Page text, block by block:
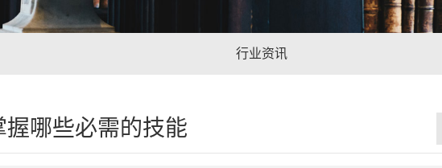
行业资讯
握哪些必需的技能